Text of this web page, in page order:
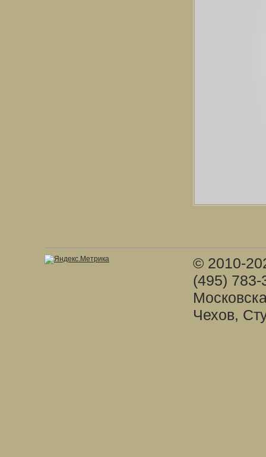
© 2010-
(495)
Чехов,